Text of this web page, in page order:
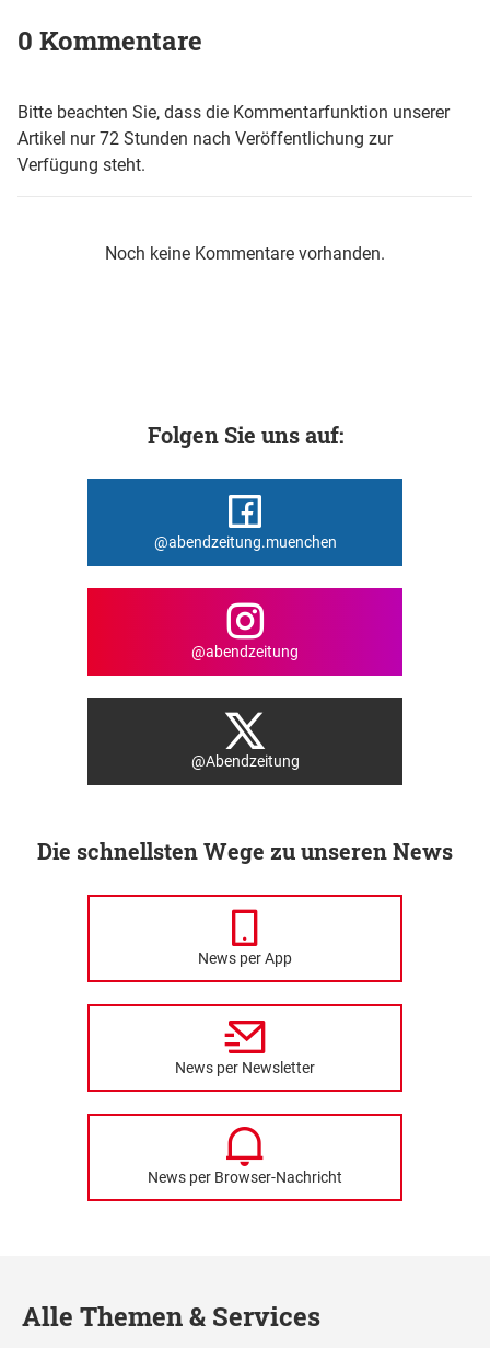
0 Kommentare
Bitte beachten Sie, dass die Kommentarfunktion unserer
Artikel nur 72 Stunden nach Veröffentlichung zur
Verfügung steht.
Noch keine Kommentare vorhanden.
Folgen Sie uns auf:
@abendzeitung.muenchen
@abendzeitung
@Abendzeitung
Die schnellsten Wege zu unseren News
News per App
News per Newsletter
News per Browser-Nachricht
Alle Themen & Services